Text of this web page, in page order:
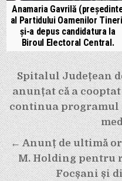
Anamaria Gavrilă
al Partidului Oamenilor
și-a depus candidatura la
Biroul Electoral Central.
Navigare
în
articole
Spitalul Județean
anunțat că a
continua programul
← Anunț de ultimă
M. Holding
Focșani și